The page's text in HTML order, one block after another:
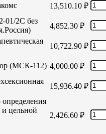
13,510.10 ₽
01/2С без
4,852.30 ₽
10,722.90 ₽
(МСК-112) 4,000.00 ₽
15,936.40 ₽
определения
и цельной
2,426.60 ₽